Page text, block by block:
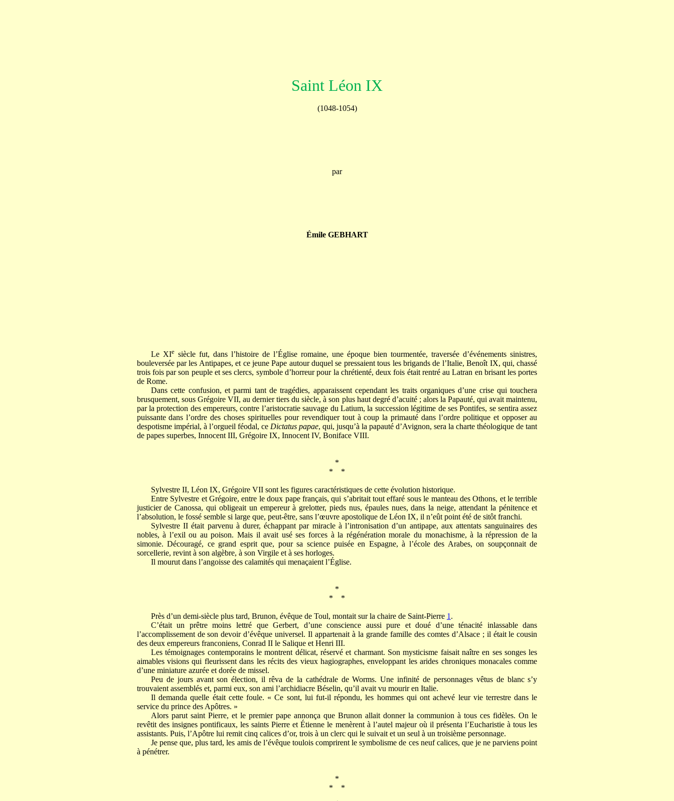
Saint Léon IX
(1048-1054)
par
Émile GEBHART
Le XIesiècle fut, dans l’histoire de l’Église romaine, une époque bien tourmentée, traversée d’événements sinistres,
bouleversée par les Antipapes, et ce jeune Pape autour duquel se pressaient tous les brigands de l’Italie, Benoît IX, qui, chassé
trois fois par son peuple et ses clercs, symbole d’horreur pour la chrétienté, deux fois était rentré au Latran en brisant les portes
de Rome.
Dans cette confusion, et parmi tant de tragédies, apparaissent cependant les traits organiques d’une crise qui touchera
brusquement, sous Grégoire VII, au dernier tiers du siècle, à son plus haut degré d’acuité ; alors la Papauté, qui avait maintenu,
par la protection des empereurs, contre l’aristocratie sauvage du Latium, la succession légitime de ses Pontifes, se sentira assez
puissante dans l’ordre des choses spirituelles pour revendiquer tout à coup la primauté dans l’ordre politique et opposer au
despotisme impérial, à l’orgueil féodal, ce Dictatus papae, qui, jusqu’à la papauté d’Avignon, sera la charte théologique de tant
de papes superbes, Innocent III, Grégoire IX, Innocent IV, Boniface VIII.
*
* *
Sylvestre II, Léon IX, Grégoire VII sont les figures caractéristiques de cette évolution historique.
Entre Sylvestre et Grégoire, entre le doux pape français, qui s’abritait tout effaré sous le manteau des Othons, et le terrible
justicier de Canossa, qui obligeait un empereur à grelotter, pieds nus, épaules nues, dans la neige, attendant la pénitence et
l’absolution, le fossé semble si large que, peut-être, sans l’œuvre apostolique de Léon IX, il n’eût point été de sitôt franchi.
Sylvestre II était parvenu à durer, échappant par miracle à l’intronisation d’un antipape, aux attentats sanguinaires des
nobles, à l’exil ou au poison. Mais il avait usé ses forces à la régénération morale du monachisme, à la répression de la
simonie. Découragé, ce grand esprit que, pour sa science puisée en Espagne, à l’école des Arabes, on soupçonnait de
sorcellerie, revint à son algèbre, à son Virgile et à ses horloges.
Il mourut dans l’angoisse des calamités qui menaçaient l’Église.
*
* *
Près d’un demi-siècle plus tard, Brunon, évêque de Toul, montait sur la chaire de Saint-Pierre 1 .
C’était un prêtre moins lettré que Gerbert, d’une conscience aussi pure et doué d’une ténacité inlassable dans
l’accomplissement de son devoir d’évêque universel. Il appartenait à la grande famille des comtes d’Alsace ; il était le cousin
des deux empereurs franconiens, Conrad II le Salique et Henri III.
Les témoignages contemporains le montrent délicat, réservé et charmant. Son mysticisme faisait naître en ses songes les
aimables visions qui fleurissent dans les récits des vieux hagiographes, enveloppant les arides chroniques monacales comme
d’une miniature azurée et dorée de missel.
Peu de jours avant son élection, il rêva de la cathédrale de Worms. Une infinité de personnages vêtus de blanc s’y
trouvaient assemblés et, parmi eux, son ami l’archidiacre Béselin, qu’il avait vu mourir en Italie.
Il demanda quelle était cette foule. « Ce sont, lui fut-il répondu, les hommes qui ont achevé leur vie terrestre dans le
service du prince des Apôtres. »
Alors parut saint Pierre, et le premier pape annonça que Brunon allait donner la communion à tous ces fidèles. On le
revêtit des insignes pontificaux, les saints Pierre et Étienne le menèrent à l’autel majeur où il présenta l’Eucharistie à tous les
assistants. Puis, l’Apôtre lui remit cinq calices d’or, trois à un clerc qui le suivait et un seul à un troisième personnage.
Je pense que, plus tard, les amis de l’évêque toulois comprirent le symbolisme de ces neuf calices, que je ne parviens point
à pénétrer.
*
* *